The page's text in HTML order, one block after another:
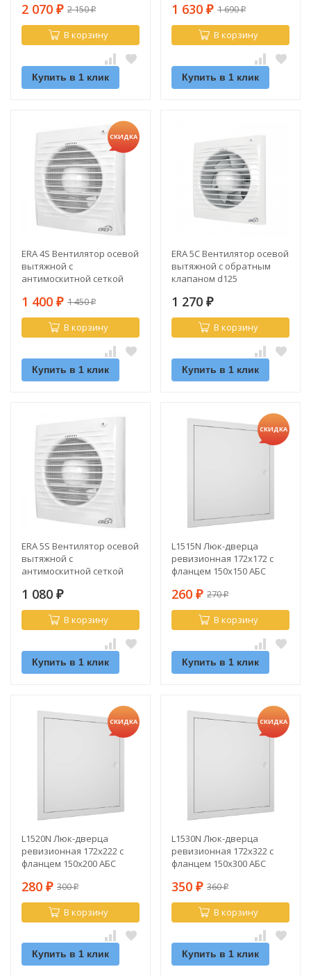
2 070 ₽ 2 150₽
В корзину
Купить в 1 клик
1 630 ₽ 1 690₽
В корзину
Купить в 1 клик
СКИДКА
ERA 4S Вентилятор осевой
вытяжной с
антимоскитной сеткой
1 400 ₽ 1 450₽
В корзину
Купить в 1 клик
ERA 5C Вентилятор осевой
вытяжной с обратным
клапаном d125
1 270 ₽
В корзину
Купить в 1 клик
ERA 5S Вентилятор осевой
вытяжной с
антимоскитной сеткой
1 080 ₽
В корзину
Купить в 1 клик
СКИДКА
L1515N Люк-дверца
ревизионная 172х172 с
фланцем 150х150 АБС
260 ₽ 270₽
В корзину
Купить в 1 клик
СКИДКА
L1520N Люк-дверца
ревизионная 172х222 с
фланцем 150х200 АБС
280 ₽ 300₽
В корзину
Купить в 1 клик
СКИДКА
L1530N Люк-дверца
ревизионная 172х322 с
фланцем 150х300 АБС
350 ₽ 360₽
В корзину
Купить в 1 клик